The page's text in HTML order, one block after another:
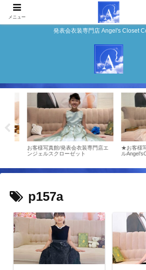
発表会衣装専門店 Angel's Closet
お客様写真館/発表会衣装専門店エ
ンジェルスクローゼット
★お客様写
ル
p157a
メニュー